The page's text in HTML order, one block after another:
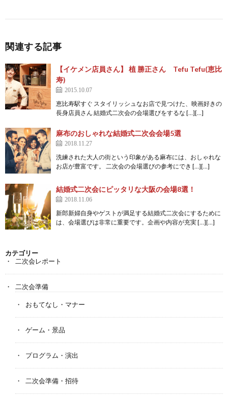
関連する記事
【イケメン店員さん】 植 勝正さん Tefu Tefu(恵比
寿)
2015.10.07
恵比寿駅すぐ スタイリッシュなお店で見つけた、映画好きの
長身店員さん 結婚式二次会の会場選びをするな […][…]
麻布のおしゃれな結婚式二次会会場5選
2018.11.27
洗練された大人の街という印象がある麻布には、おしゃれな
お店が豊富です。 二次会の会場選びの参考にでき […][…]
結婚式二次会にピッタリな大阪の会場8選！
2018.11.06
新郎新婦自身やゲストが満足する結婚式二次会にするために
は、会場選びは非常に重要です。企画や内容が充実 […][…]
カテゴリー
二次会レポート
二次会準備
おもてなし・マナー
ゲーム・景品
プログラム・演出
二次会準備・招待